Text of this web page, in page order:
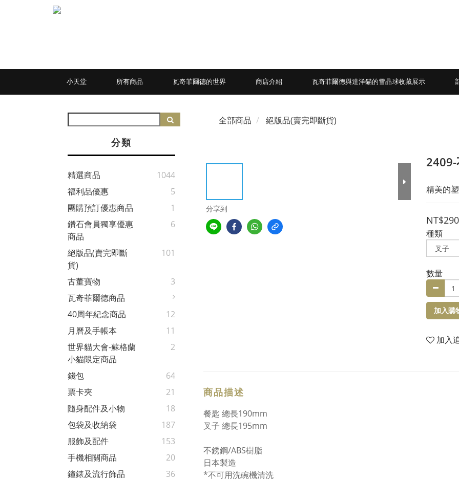
小天堂 所有商品 瓦奇菲爾德的世界 商店介紹 瓦奇菲爾德與達洋貓的雪晶球收藏展示
分類
精選商品
1044
福利品優惠
5
團購預訂優惠商品
1
鑽石會員獨享優惠
商品
6
絕版品(賣完即斷
貨)
101
古董寶物
3
瓦奇菲爾德商品
40周年紀念商品
12
月曆及手帳本
11
世界貓大會-蘇格蘭
小貓限定商品
2
錢包
64
票卡夾
21
隨身配件及小物
18
包袋及收納袋
187
服飾及配件
153
手機相關商品
20
鐘錶及流行飾品
36
全部商品 絕版品(賣完即斷貨)
分享到
精美的
NT$290
種類
數量
加入購
加入
商品描述
餐匙 總長190mm
叉子 總長195mm
不銹鋼/ABS樹脂
日本製造
*不可用洗碗機清洗